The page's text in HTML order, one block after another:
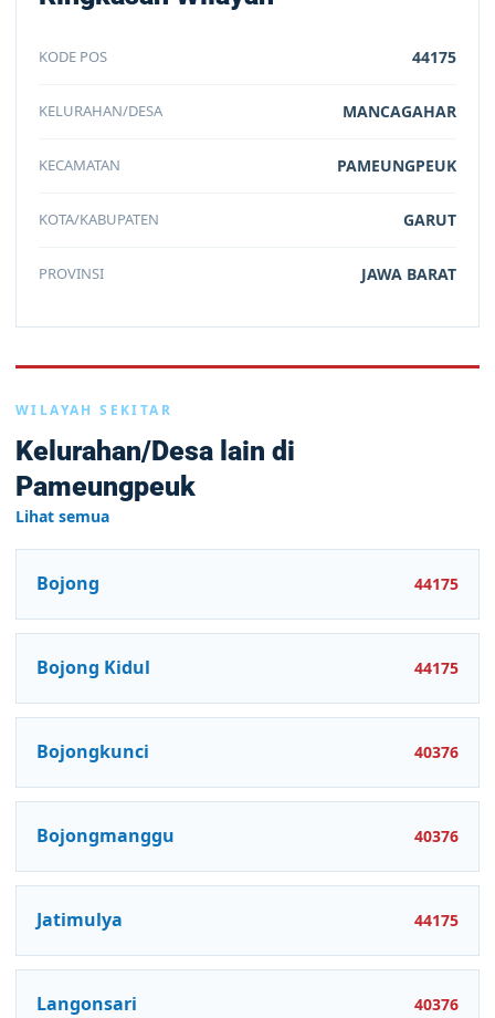
KODE POS 44175
KELURAHAN/DESA MANCAGAHAR
KECAMATAN PAMEUNGPEUK
KOTA/KABUPATEN GARUT
PROVINSI JAWA BARAT
WILAYAH SEKITAR
Kelurahan/Desa lain di
Pameungpeuk
Lihat semua
Bojong 44175
Bojong Kidul 44175
Bojongkunci 40376
Bojongmanggu 40376
Jatimulya 44175
Langonsari 40376